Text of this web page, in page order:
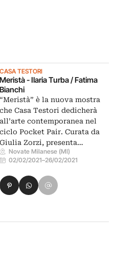
CASA TESTORI
Meristà - Ilaria Turba / Fatima
Bianchi
“Meristà” è la nuova mostra
che Casa Testori dedicherà
all’arte contemporanea nel
ciclo Pocket Pair. Curata da
Giulia Zorzi, presenta…
Novate Milanese (MI)
02/02/2021–26/02/2021
Xsu LinkedIn
Condividi su Pinterest
Condividi su WhatsApp
Condividi su Email